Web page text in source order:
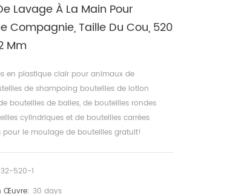
Lavage À La Main Pour
Compagnie, Taille Du Cou, 520
Mm
en plastique clair pour animaux de
de shampoing bouteilles de lotion
bouteilles de balles, de bouteilles rondes
cylindriques et de bouteilles carrées
le moulage de bouteilles gratuit!
520-1
Œuvre: 30 days